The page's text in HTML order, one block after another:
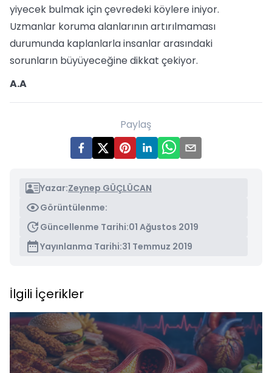
yiyecek bulmak için çevredeki köylere iniyor.
Uzmanlar koruma alanlarının artırılmaması
durumunda kaplanlarla insanlar arasındaki
sorunların büyüyeceğine dikkat çekiyor.
A.A
Paylaş
Yazar:Zeynep GÜÇLÜCAN
Görüntülenme:
Güncellenme Tarihi:01 Ağustos 2019
Yayınlanma Tarihi:31 Temmuz 2019
İlgili İçerikler